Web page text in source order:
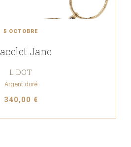
5 OCTOBRE
Jane
L DOT
Argent doré
340,00 €